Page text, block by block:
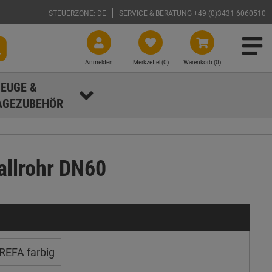
STEUERZONE: DE SERVICE & BERATUNG +49 (0)3431 6060510
Warenkorb (0)
Merkzettel (0)
Anmelden
&
DN60
farbig